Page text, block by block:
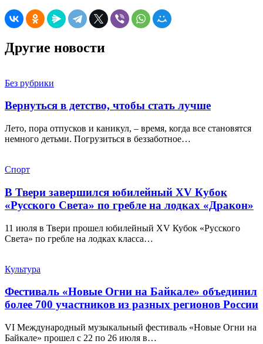
Другие новости
Без рубрики
Вернуться в детство, чтобы стать лучше
Лето, пора отпусков и каникул, – время, когда все становятся
немного детьми. Погрузиться в беззаботное…
Спорт
В Твери завершился юбилейный XV Кубок
«Русского Света» по гребле на лодках «Дракон»
11 июля в Твери прошел юбилейный XV Кубок «Русского
Света» по гребле на лодках класса…
Культура
Фестиваль «Новые Огни на Байкале» объединил
более 700 участников из разных регионов России
VI Международный музыкальный фестиваль «Новые Огни на
Байкале» прошел с 22 по 26 июля в…